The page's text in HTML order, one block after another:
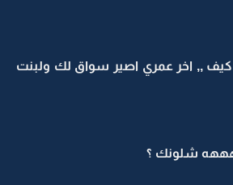
,, اخر عمري اصير سواق لك ولبنت
شلونك ؟